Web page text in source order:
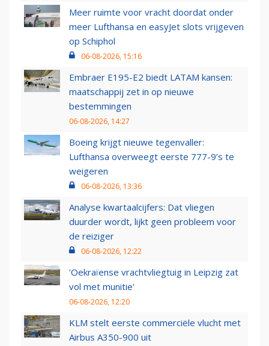
Meer ruimte voor vracht doordat onder
meer Lufthansa en easyJet slots vrijgeven
op Schiphol
06-08-2026, 15:16
Embraer E195-E2 biedt LATAM kansen:
maatschappij zet in op nieuwe
bestemmingen
06-08-2026, 14:27
Boeing krijgt nieuwe tegenvaller:
Lufthansa overweegt eerste 777-9’s te
weigeren
06-08-2026, 13:36
Analyse kwartaalcijfers: Dat vliegen
duurder wordt, lijkt geen probleem voor
de reiziger
06-08-2026, 12:22
'Oekraïense vrachtvliegtuig in Leipzig zat
vol met munitie'
06-08-2026, 12:20
KLM stelt eerste commerciële vlucht met
Airbus A350-900 uit